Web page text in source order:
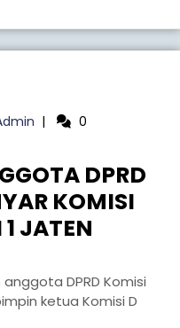
|
0
DPRD
KOMISI
1 JATEN
ketua Komisi D